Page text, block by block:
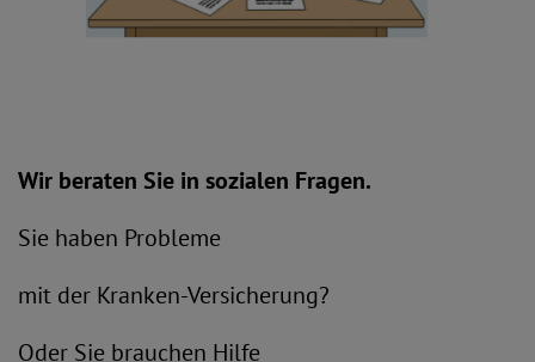
Wir beraten Sie in sozialen Fragen.
Sie haben Probleme
mit der Kranken-Versicherung?
Oder Sie brauchen Hilfe